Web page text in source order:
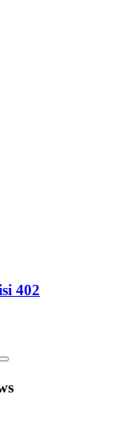
402
Search